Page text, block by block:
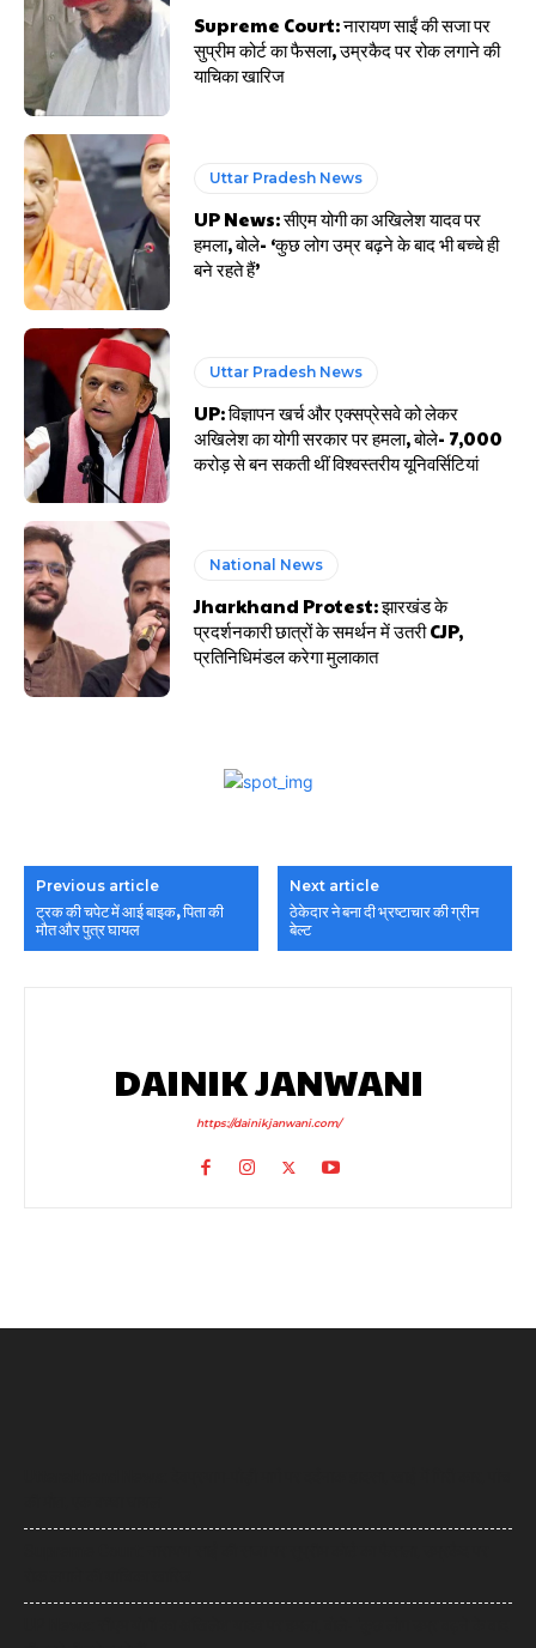
Supreme Court: नारायण साईं की सजा पर
सुप्रीम कोर्ट का फैसला, उम्रकैद पर रोक लगाने की
याचिका खारिज
Uttar Pradesh News
UP News: सीएम योगी का अखिलेश यादव पर
हमला, बोले- ‘कुछ लोग उम्र बढ़ने के बाद भी बच्चे ही
बने रहते हैं’
Uttar Pradesh News
UP: विज्ञापन खर्च और एक्सप्रेसवे को लेकर
अखिलेश का योगी सरकार पर हमला, बोले- 7,000
करोड़ से बन सकती थीं विश्वस्तरीय यूनिवर्सिटियां
National News
Jharkhand Protest: झारखंड के
प्रदर्शनकारी छात्रों के समर्थन में उतरी CJP,
प्रतिनिधिमंडल करेगा मुलाकात
Previous article
ट्रक की चपेट में आई बाइक, पिता की
मौत और पुत्र घायल
Next article
ठेकेदार ने बना दी भ्रष्टाचार की ग्रीन
बेल्ट
DAINIK JANWANI
https://dainikjanwani.com/